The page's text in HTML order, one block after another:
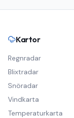
Kartor
Regnradar
Blixtradar
Snöradar
Vindkarta
Temperaturkarta